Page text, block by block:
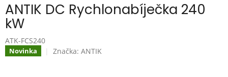
ANTIK DC Rychlonabíječka 240
kW
ATK-FCS240
Novinka Značka: ANTIK